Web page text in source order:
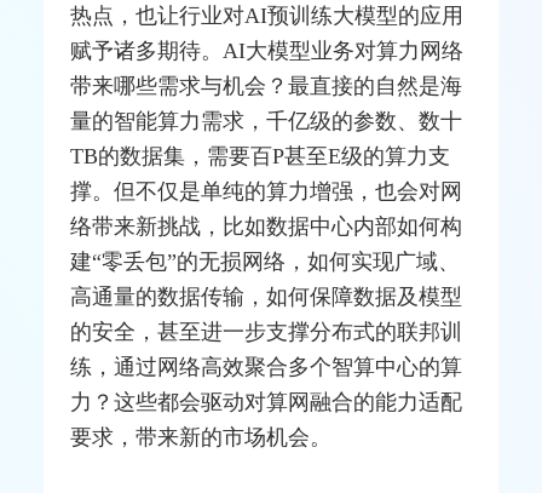
热点，也让行业对AI预训练大模型的应用
赋予诸多期待。AI大模型业务对算力网络
带来哪些需求与机会？最直接的自然是海
量的智能算力需求，千亿级的参数、数十
TB的数据集，需要百P甚至E级的算力支
撑。但不仅是单纯的算力增强，也会对网
络带来新挑战，比如数据中心内部如何构
建“零丢包”的无损网络，如何实现广域、
高通量的数据传输，如何保障数据及模型
的安全，甚至进一步支撑分布式的联邦训
练，通过网络高效聚合多个智算中心的算
力？这些都会驱动对算网融合的能力适配
要求，带来新的市场机会。